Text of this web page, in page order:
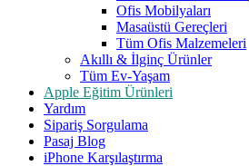
Ofis Mobilyaları
Masaüstü Gereçleri
Tüm Ofis Malzemeleri
Akıllı & İlginç Ürünler
Tüm Ev-Yaşam
Apple Eğitim Ürünleri
Yardım
Sipariş Sorgulama
Pasaj Blog
iPhone Karşılaştırma